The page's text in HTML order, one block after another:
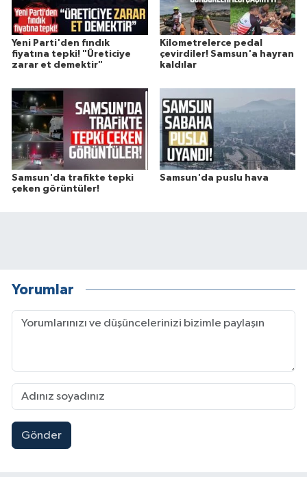
Yeni Parti'den fındık
fiyatına tepki! "Üreticiye
zarar et demektir"
Kilometrelerce pedal
çevirdiler! Samsun'a hayran
kaldılar
Samsun'da trafikte tepki
çeken görüntüler!
Samsun'da puslu hava
Yorumlar
Gönder